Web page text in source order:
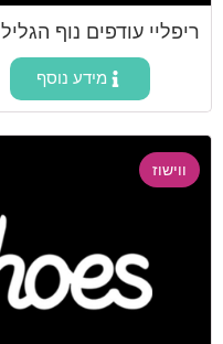
ריפליי עודפים נוף הגליל
מידע נוסף
ווישוז